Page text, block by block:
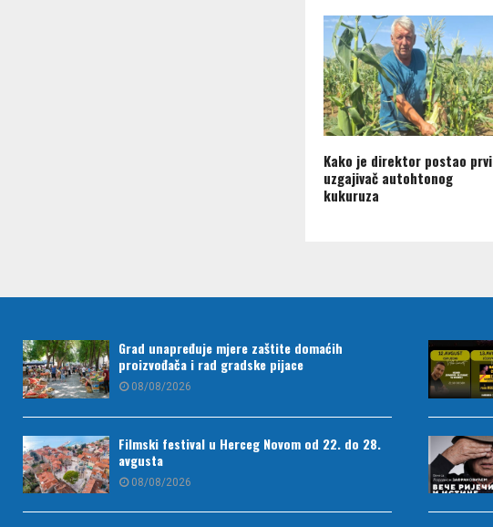
Kako je direktor postao prvi
uzgajivač autohtonog
kukuruza
Grad unapređuje mjere zaštite domaćih
proizvođača i rad gradske pijace
08/08/2026
Filmski festival u Herceg Novom od 22. do 28.
avgusta
08/08/2026